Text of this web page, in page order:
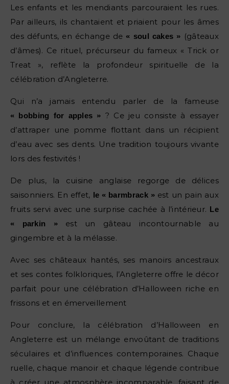
Les enfants et les mendiants parcouraient les rues.
Par ailleurs, ils chantaient et priaient pour les âmes
des défunts, en échange de « soul cakes » (gâteaux
d’âmes). Ce rituel, précurseur du fameux « Trick or
Treat », reflète la profondeur spirituelle de la
célébration d’Angleterre.
Qui n’a jamais entendu parler de la fameuse
« bobbing for apples » ? Ce jeu consiste à essayer
d’attraper une pomme flottant dans un récipient
d’eau avec ses dents. Une tradition toujours vivante
lors des festivités !
De plus, la cuisine anglaise regorge de délices
saisonniers. En effet, le « barmbrack » est un pain aux
fruits servi avec une surprise cachée à l’intérieur. Le
« parkin »est un gâteau incontournable au
gingembre et à la mélasse.
Avec ses châteaux hantés, ses manoirs ancestraux
et ses contes folkloriques, l’Angleterre offre le décor
parfait pour une célébration d’Halloween riche en
frissons et en émerveillement
Pour conclure, la célébration d’Halloween en
Angleterre est un mélange envoûtant de traditions
séculaires et d’influences contemporaines. Chaque
ruelle, chaque manoir et chaque légende contribue